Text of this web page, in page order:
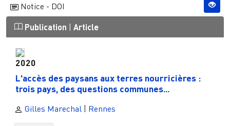
Notice - DOI
Publication | Article
2020
L'accès des paysans aux terres nourricières :
trois pays, des questions communes...
Gilles Marechal Rennes